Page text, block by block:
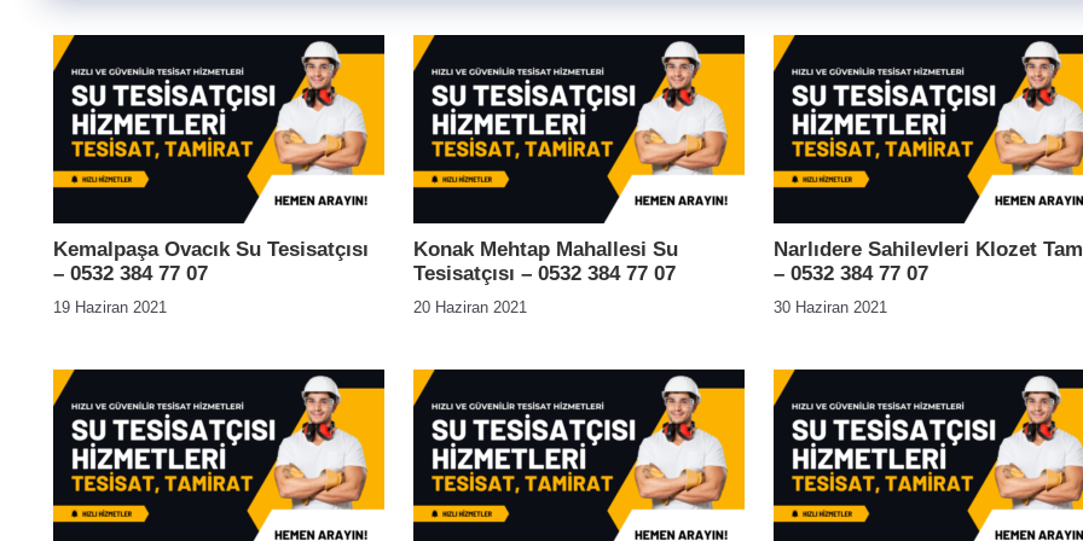
Kemalpaşa Ovacık Su Tesisatçısı
– 0532 384 77 07
19 Haziran 2021
Konak Mehtap Mahallesi Su
Tesisatçısı – 0532 384 77 07
20 Haziran 2021
Narlıdere Sahilevleri Klozet
– 0532 384 77 07
30 Haziran 2021